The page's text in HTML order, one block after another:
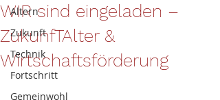
Altern
Zukunft
Technik
Fortschritt
Gemeinwohl
WIR sind eingeladen –
ZukunfTAlter &
Wirtschaftsförderung